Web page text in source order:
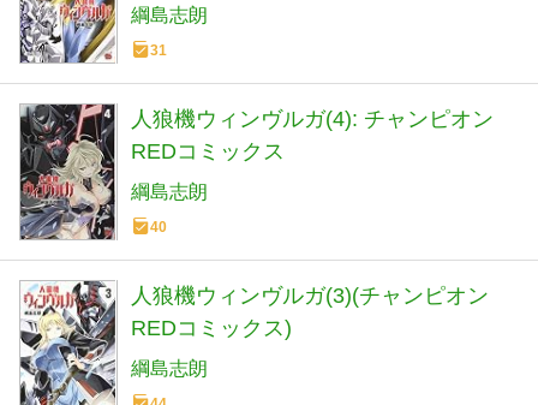
綱島志朗
31
人狼機ウィンヴルガ(4): チャンピオン
REDコミックス
綱島志朗
40
人狼機ウィンヴルガ(3)(チャンピオン
REDコミックス)
綱島志朗